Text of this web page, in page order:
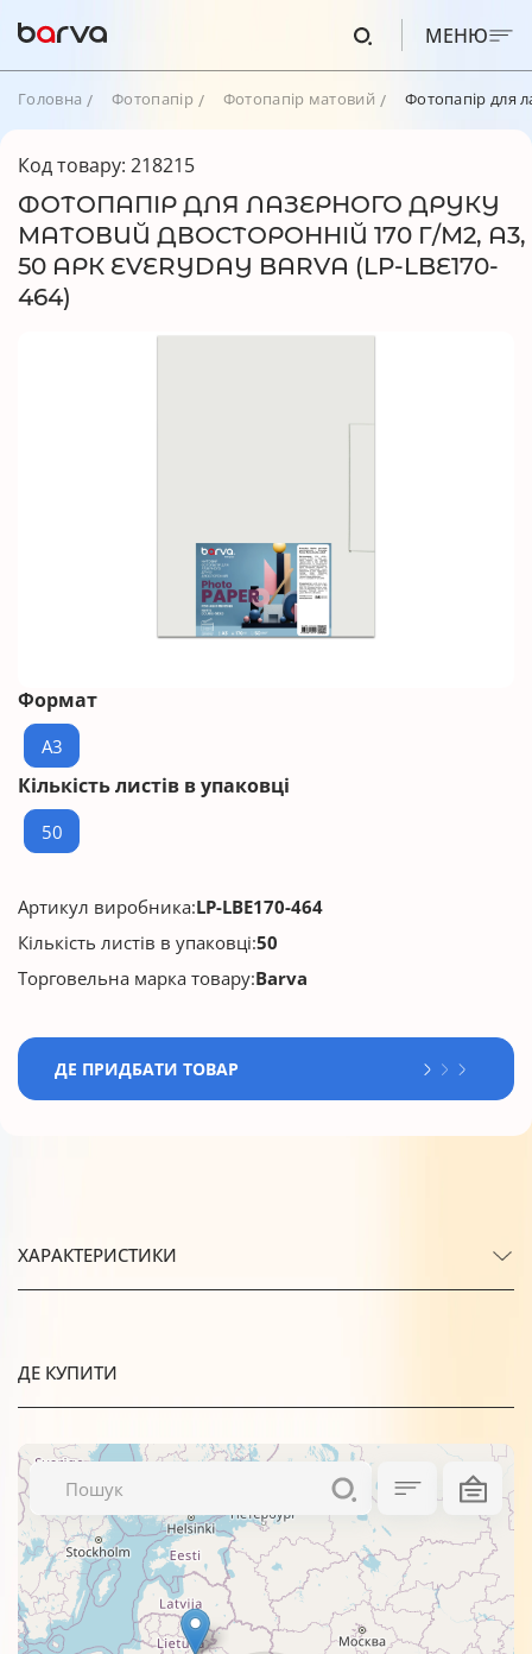
МЕНЮ
Головна Фотопапір Фотопапір матовий Фотопапір для
Код товару: 218215
ФОТОПАПІР ДЛЯ ЛАЗЕРНОГО ДРУКУ
МАТОВИЙ ДВОСТОРОННІЙ 170 Г/М2, A3,
50 АРК EVERYDAY BARVA (LP-LBE170-
464)
Формат
A3
Кількість листів в упаковці
50
Артикул виробника:LP-LBE170-464
Кількість листів в упаковці:50
Торговельна марка товару:Barva
ДЕ ПРИДБАТИ ТОВАР
ХАРАКТЕРИСТИКИ
ДЕ КУПИТИ